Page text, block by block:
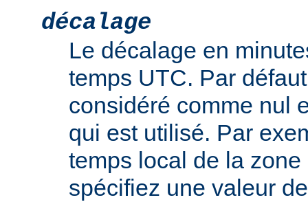
décalage
Le décalage en
temps UTC. Par
considéré comme nul
qui est utilisé. Par
temps local de la
spécifiez une valeur